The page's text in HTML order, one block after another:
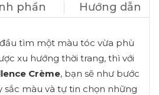
phần Hướng dẫn
tìm một màu tóc vừa phù
xu hướng thời trang, thì với
Crème, bạn sẽ như bước
sắc màu và tự tin chọn những